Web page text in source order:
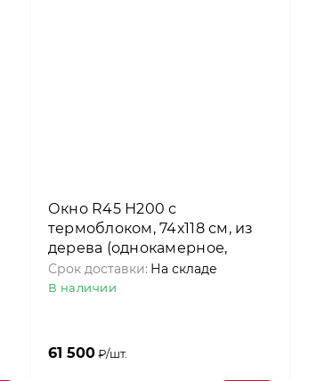
Окно R45 Н200 с
термоблоком, 74х118 см, из
дерева (однокамерное,
среднеповоротное), Roto
Срок доставки: На складе
В наличии
61 500₽/шт.